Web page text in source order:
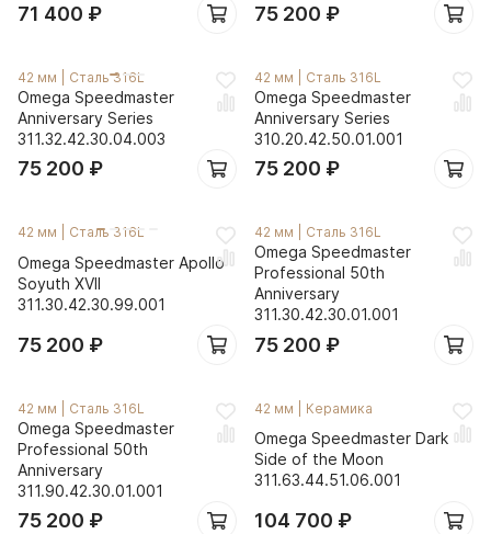
71 400 ₽ 75 200 ₽
42 мм Сталь 316L
Omega Speedmaster
Anniversary Series
311.32.42.30.04.003
75 200 ₽
42 мм Сталь 316L
Omega Speedmaster
Anniversary Series
310.20.42.50.01.001
75 200 ₽
42 мм Сталь 316L
Omega Speedmaster Apollo
Soyuth XVII
311.30.42.30.99.001
75 200 ₽
42 мм Сталь 316L
Omega Speedmaster
Professional 50th
Anniversary
311.30.42.30.01.001
75 200 ₽
42 мм Сталь 316L
Omega Speedmaster
Professional 50th
Anniversary
311.90.42.30.01.001
75 200 ₽
42 мм Керамика
Omega Speedmaster Dark
Side of the Moon
311.63.44.51.06.001
104 700 ₽